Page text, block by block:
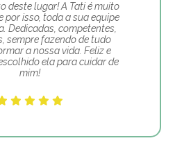
deste lugar! A Tati é muito
por isso, toda a sua equipe
Dedicadas, competentes,
sempre fazendo de tudo
a nossa vida. Feliz e
ela para cuidar de
mim!